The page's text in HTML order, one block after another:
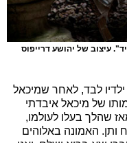
עיצוב של יהושע דרייפוס
לבד, לאחר שמיכאל
של מיכאל איבדתי
שהלך בעלו לעולמו,
ותן. האמונה באלוהים